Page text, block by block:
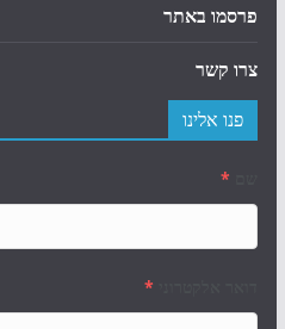
פרסמו באתר
צרו קשר
פנו אלינו
*
*